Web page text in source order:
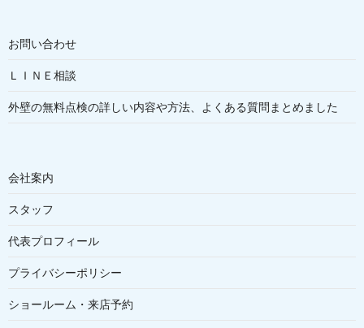
お問い合わせ
ＬＩＮＥ相談
外壁の無料点検の詳しい内容や方法、よくある質問まとめました
会社案内
スタッフ
代表プロフィール
プライバシーポリシー
ショールーム・来店予約